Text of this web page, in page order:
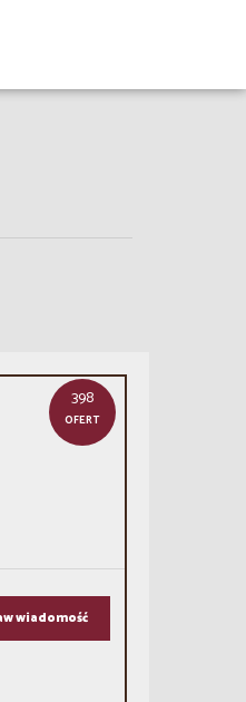
398
OFERT
wiadomość